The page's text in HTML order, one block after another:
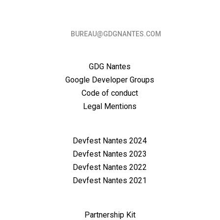
BUREAU@GDGNANTES.COM
GDG Nantes
Google Developer Groups
Code of conduct
Legal Mentions
Devfest Nantes 2024
Devfest Nantes 2023
Devfest Nantes 2022
Devfest Nantes 2021
Partnership Kit